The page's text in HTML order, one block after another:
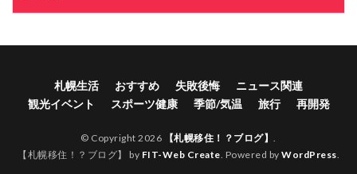
札幌生活 おすすめ 失敗後悔
ニュース関連
観光イベント
スポーツ健康 季節/気温 旅行 再開発
© Copyright 2026 【札幌移住！？ブログ】
【札幌移住！？ブログ】 by FIT-Web Create . Powered by WordPress